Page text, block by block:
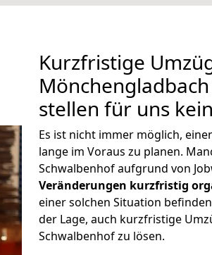
Kurzfristige
stellen für uns
Es ist nicht immer möglich,
lange im Voraus zu planen.
Schwalbenhof aufgrund von
Veränderungen kurzfristig
einer solchen Situation
der Lage, auch kurzfristige
Schwalbenhof zu lösen.